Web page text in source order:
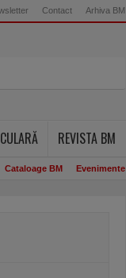
Contact Arhiva BM
REVISTA BM
Cataloage BM Evenimente